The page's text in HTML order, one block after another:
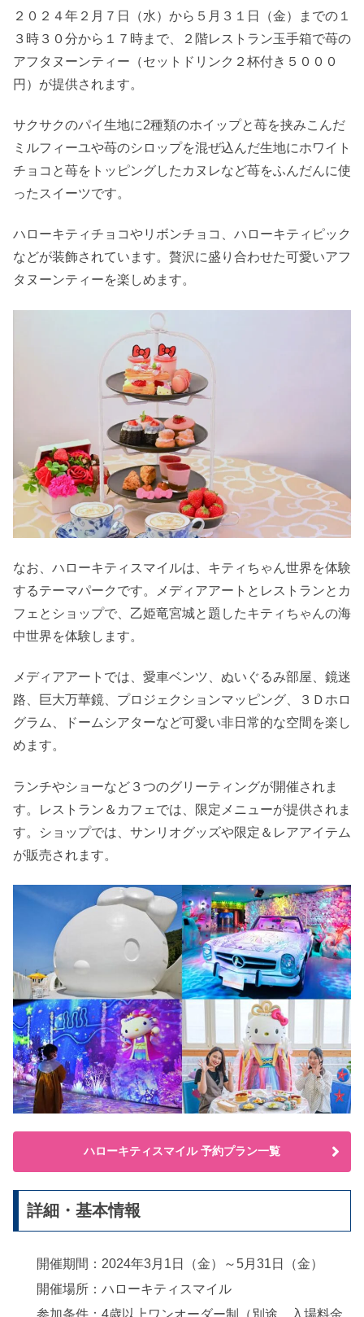
２０２４年２月７日（水）から５月３１日（金）までの１
３時３０分から１７時まで、２階レストラン玉手箱で苺の
アフタヌーンティー（セットドリンク２杯付き５０００
円）が提供されます。
サクサクのパイ生地に2種類のホイップと苺を挟みこんだ
ミルフィーユや苺のシロップを混ぜ込んだ生地にホワイト
チョコと苺をトッピングしたカヌレなど苺をふんだんに使
ったスイーツです。
ハローキティチョコやリボンチョコ、ハローキティピック
などが装飾されています。贅沢に盛り合わせた可愛いアフ
タヌーンティーを楽しめます。
なお、ハローキティスマイルは、キティちゃん世界を体験
するテーマパークです。メディアアートとレストランとカ
フェとショップで、乙姫竜宮城と題したキティちゃんの海
中世界を体験します。
メディアアートでは、愛車ベンツ、ぬいぐるみ部屋、鏡迷
路、巨大万華鏡、プロジェクションマッピング、３Ｄホロ
グラム、ドームシアターなど可愛い非日常的な空間を楽し
めます。
ランチやショーなど３つのグリーティングが開催されま
す。レストラン＆カフェでは、限定メニューが提供されま
す。ショップでは、サンリオグッズや限定＆レアアイテム
が販売されます。
ハローキティスマイル 予約プラン一覧
詳細・基本情報
開催期間：2024年3月1日（金）～5月31日（金）
開催場所：ハローキティスマイル
参加条件：4歳以上ワンオーダー制（別途、入場料金